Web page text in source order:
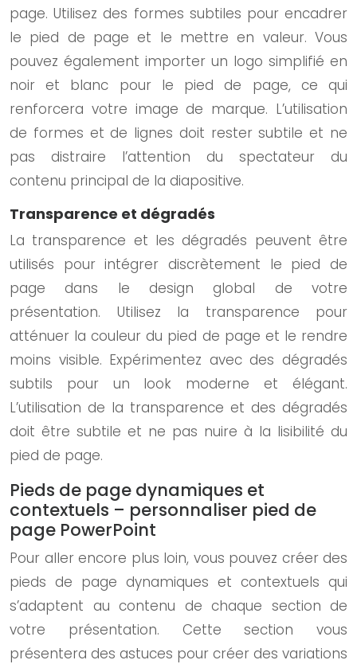
page. Utilisez des formes subtiles pour encadrer
le pied de page et le mettre en valeur. Vous
pouvez également importer un logo simplifié en
noir et blanc pour le pied de page, ce qui
renforcera votre image de marque. L’utilisation
de formes et de lignes doit rester subtile et ne
pas distraire l’attention du spectateur du
contenu principal de la diapositive.
Transparence et dégradés
La transparence et les dégradés peuvent être
utilisés pour intégrer discrètement le pied de
page dans le design global de votre
présentation. Utilisez la transparence pour
atténuer la couleur du pied de page et le rendre
moins visible. Expérimentez avec des dégradés
subtils pour un look moderne et élégant.
L’utilisation de la transparence et des dégradés
doit être subtile et ne pas nuire à la lisibilité du
pied de page.
Pieds de page dynamiques et
contextuels – personnaliser pied de
page PowerPoint
Pour aller encore plus loin, vous pouvez créer des
pieds de page dynamiques et contextuels qui
s’adaptent au contenu de chaque section de
votre présentation. Cette section vous
présentera des astuces pour créer des variations